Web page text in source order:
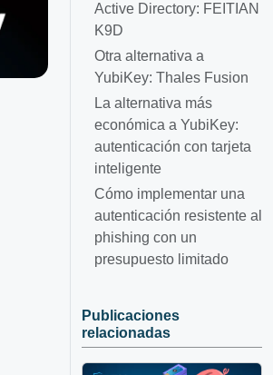
Active Directory: FEITIAN
K9D
Otra alternativa a
YubiKey: Thales Fusion
La alternativa más
económica a YubiKey:
autenticación con tarjeta
inteligente
Cómo implementar una
autenticación resistente al
phishing con un
presupuesto limitado
Publicaciones
relacionadas